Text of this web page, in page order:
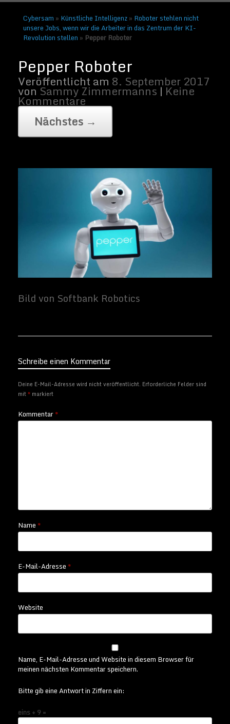
Cybersam » Künstliche Intelligenz» Roboter stehlen nicht
unsere Jobs, wenn wir die Arbeiter in das Zentrum der KI-
Revolution stellen » Pepper Roboter
Bild von Softbank Robotics
Schreibe einen Kommentar
Deine E-Mail-Adresse wird nicht veröffentlicht. Erforderliche Felder sind
mit* markiert
Kommentar*
Name*
E-Mail-Adresse*
Website
Name, E-Mail-Adresse und Website in diesem Browser für
meinen nächsten Kommentar speichern.
Bitte gib eine Antwort in Ziffern ein:
eins + 9 =